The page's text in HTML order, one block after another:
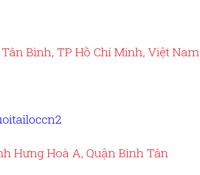
Bình, TP Hồ Chí Minh, Việt Nam
Hưng Hoà A, Quận Bình Tân